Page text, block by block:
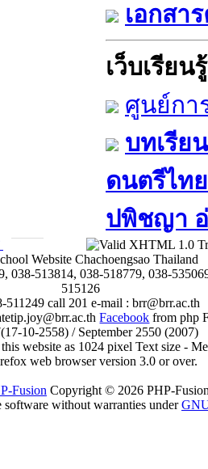
เอกสา
เว็บเรียนรู้
ศูนย์กา
บทเรีย
ดนตรีไท
ปพิชญา​ อ่
Website Chachoengsao Thailand
038-513814, 038-518779, 038-
515126
511249 call 201 e-mail : brr@brr.ac.th
Facebook from php
10-2558) / September 2550 (2007)
website as 1024 pixel Text size -
web browser version 3.0 or over.
Fusion Copyright © 2026 PHP-
software without warranties under